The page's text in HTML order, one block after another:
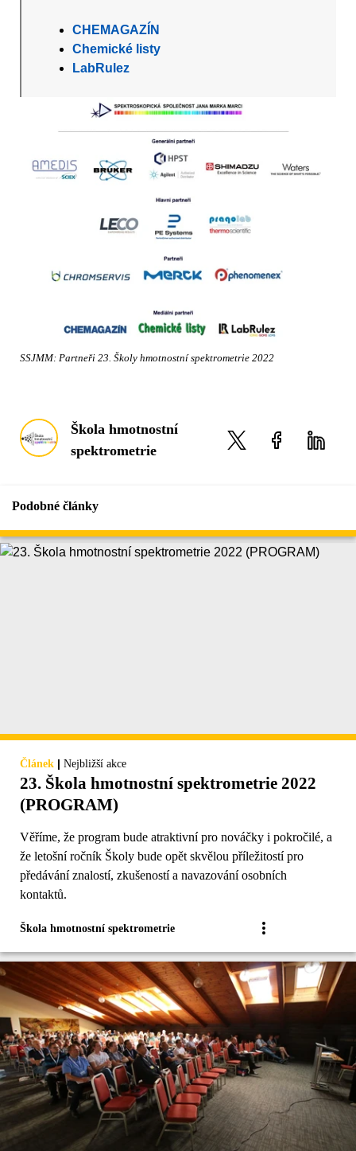
CHEMAGAZÍN
Chemické listy
LabRulez
SSJMM: Partneři 23. Školy hmotnostní spektrometrie 2022
Škola hmotnostní
spektrometrie
Podobné články
Článek | Nejbližší akce
23. Škola hmotnostní spektrometrie 2022
(PROGRAM)
Věříme, že program bude atraktivní pro nováčky i pokročilé, a
že letošní ročník Školy bude opět skvělou příležitostí pro
předávání znalostí, zkušeností a navazování osobních
kontaktů.
Škola hmotnostní spektrometrie